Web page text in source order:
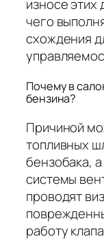
износе этих
чего
схождения
Почему в
бензина?
Причиной
топливных
бензобака,
системы
проводят
работу